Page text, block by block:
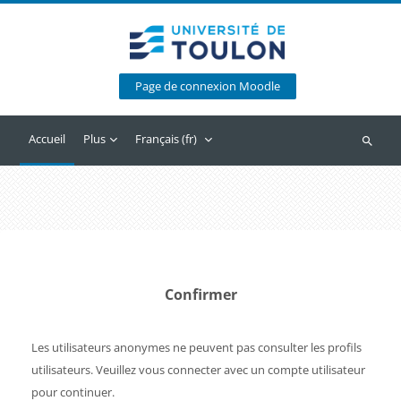
Page de connexion Moodle
Accueil Plus Français ‎(fr)‎
Confirmer
Les utilisateurs anonymes ne peuvent pas consulter les profils
utilisateurs. Veuillez vous connecter avec un compte utilisateur
pour continuer.